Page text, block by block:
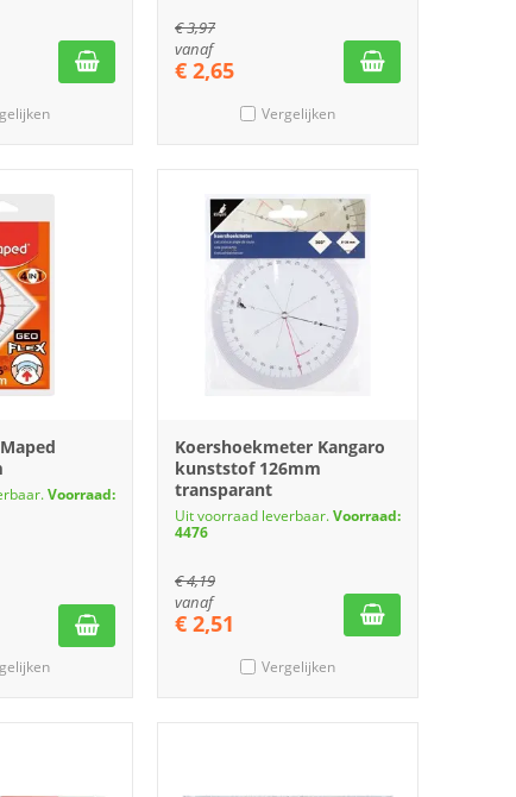
€3,97
vanaf
€ 2,65
Vergelijken
Voorraad:
Koershoekmeter Kangaro
kunststof 126mm
transparant
Uit voorraad leverbaar.Voorraad:
4476
€4,19
vanaf
€ 2,51
Vergelijken